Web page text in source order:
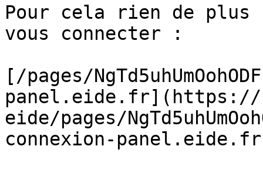
Pour cela rien de
vous connecter :
[/pages/
eide/pages/
connexion-